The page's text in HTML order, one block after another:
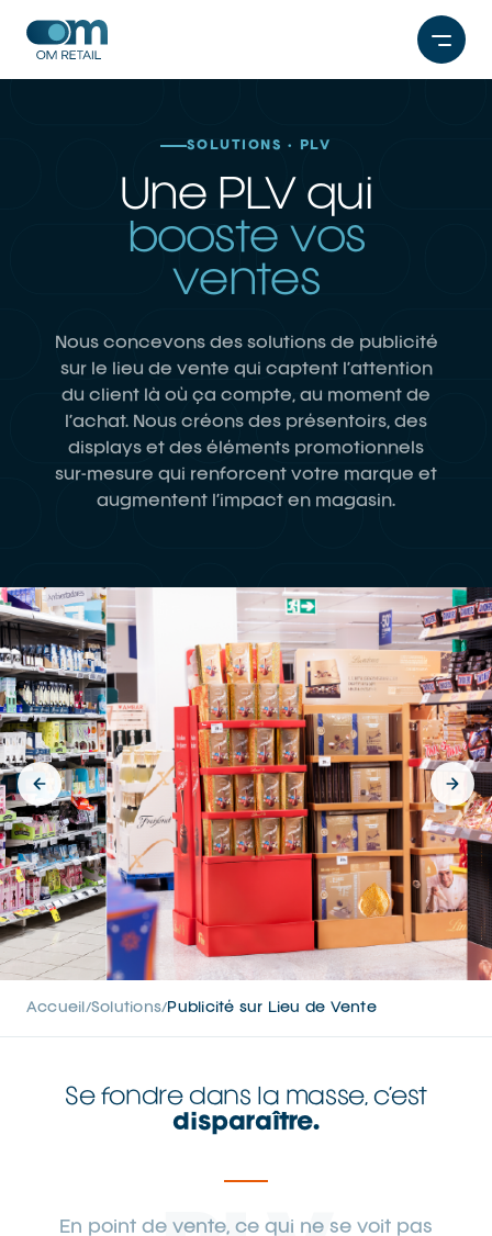
SOLUTIONS · PLV
Une PLV qui
booste vos
ventes
Nous concevons des solutions de publicité
sur le lieu de vente qui captent l’attention
du client là où ça compte, au moment de
l’achat. Nous créons des présentoirs, des
displays et des éléments promotionnels
sur-mesure qui renforcent votre marque et
augmentent l’impact en magasin.
Accueil /Solutions/Publicité sur Lieu de Vente
Se fondre dans la masse, c’est
disparaître.
En point de vente, ce qui ne se voit pas